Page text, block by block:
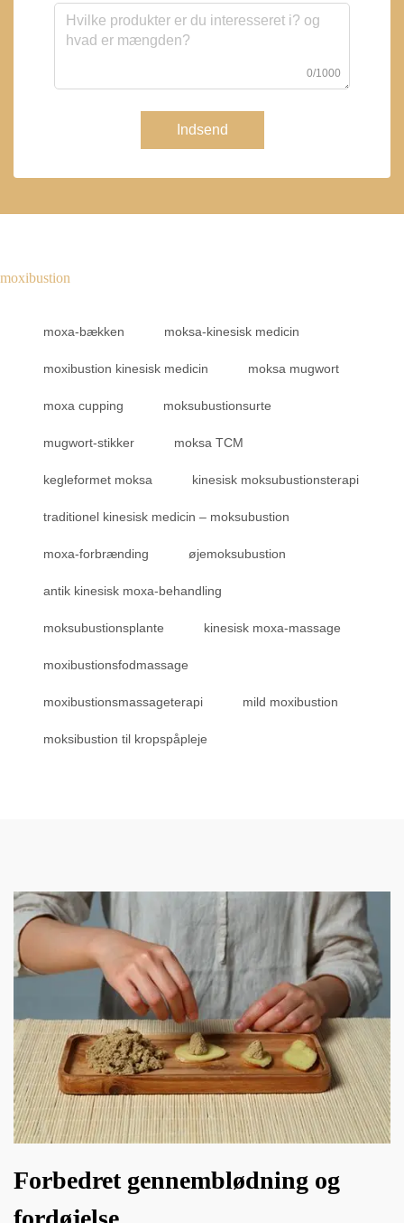
0/1000
Indsend
moxibustion
moxa-bækken moksa-kinesisk medicin
moxibustion kinesisk medicin moksa mugwort
moxa cupping moksubustionsurte
mugwort-stikker moksa TCM
kegleformet moksa kinesisk moksubustionsterapi
traditionel kinesisk medicin – moksubustion
moxa-forbrænding øjemoksubustion
antik kinesisk moxa-behandling
moksubustionsplante kinesisk moxa-massage
moxibustionsfodmassage
moxibustionsmassageterapi mild moxibustion
moksibustion til kropspåpleje
Forbedret gennemblødning og